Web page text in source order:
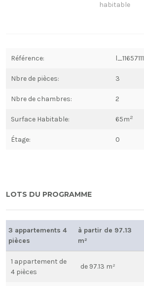
habitable
Référence: l_11657111
Nbre de pièces: 3
Nbre de chambres: 2
Surface Habitable: 65m2
Étage: 0
LOTS DU PROGRAMME
3 appartements 4
pièces
à partir de 97.13
m²
1 appartement de
4 pièces
de 97.13 m²